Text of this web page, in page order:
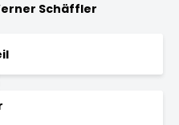
Schäffler